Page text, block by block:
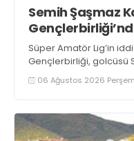
Semih Şaşmaz
Süper Amatör Lig’in
Gençlerbirliği, golcüsü
06 Ağustos 2026